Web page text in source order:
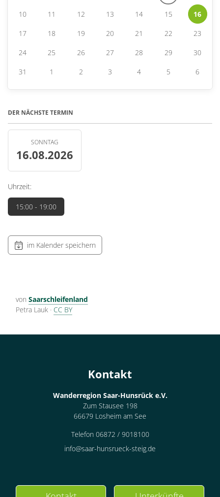
10 11 12 13 14 15 16
17 18 19 20 21 22 23
24 25 26 27 28 29 30
31 1 2 3 4 5 6
DER NÄCHSTE TERMIN
SONNTAG
16.08.2026
Uhrzeit:
15:00 - 19:00
im Kalender speichern
von Saarschleifenland
Petra Lauk · CC BY
Kontakt
Wanderregion Saar-Hunsrück e.V.
Zum Stausee 198
66679 Losheim am See
Telefon 06872 / 9018100
info@saar-hunsrueck-steig.de